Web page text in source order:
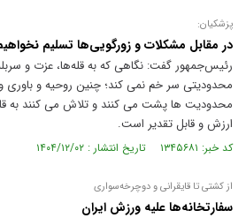
پزشکیان:
در مقابل مشکلات و زورگویی‌ها تسلیم
رئیس‌جمهور گفت: نگاهی که به قله‌ها، عزت و
محدودیتی سر خم نمی کند؛ چنین روحیه و باوری
محدودیت ها پشت می کنند و تلاش می کنند به
ارزش و قابل تقدیر است.
کد خبر: ۱۳۴۵۶۸۱ تاریخ انتشار : ۱۴۰۴/۱۲/۰۲
از کشتی تا قایقرانی و دوچرخه‌سواری
سفارتخانه‌ها علیه ورزش ایران